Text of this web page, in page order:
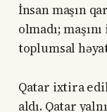
İnsan maşın
olmadı;
toplumsal
Qatar ixtira
aldı. Qatar